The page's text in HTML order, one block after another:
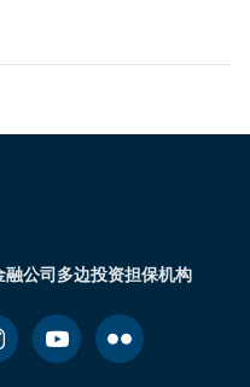
融公司多边投资担保机构